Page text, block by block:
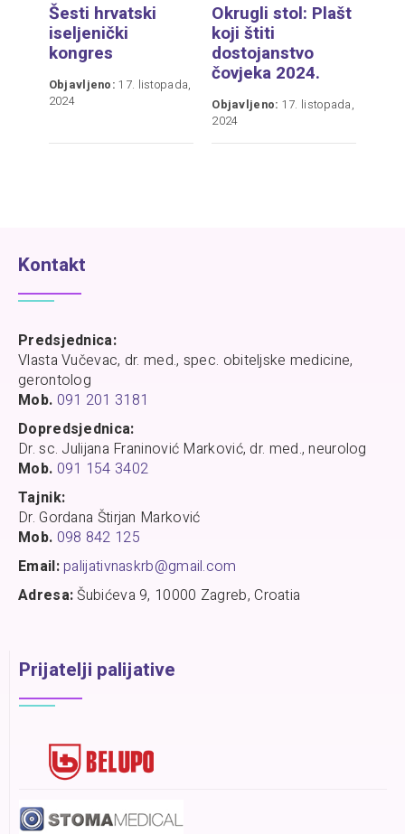
Šesti hrvatski
iseljenički
kongres
Objavljeno: 17. listopada,
2024
Okrugli stol: Plašt
koji štiti
dostojanstvo
čovjeka 2024.
Objavljeno: 17. listopada,
2024
Kontakt
Predsjednica:
Vlasta Vučevac, dr. med., spec. obiteljske medicine,
gerontolog
Mob. 091 201 3181
Dopredsjednica:
Dr. sc. Julijana Franinović Marković, dr. med., neurolog
Mob. 091 154 3402
Tajnik:
Dr. Gordana Štirjan Marković
Mob. 098 842 125
Email:palijativnaskrb@gmail.com
Adresa:Šubićeva 9, 10000 Zagreb, Croatia
Prijatelji palijative